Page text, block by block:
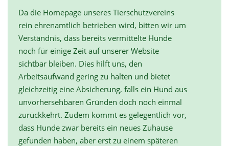
Da die Homepage unseres Tierschutzvereins
rein ehrenamtlich betrieben wird, bitten wir um
Verständnis, dass bereits vermittelte Hunde
noch für einige Zeit auf unserer Website
sichtbar bleiben. Dies hilft uns, den
Arbeitsaufwand gering zu halten und bietet
gleichzeitig eine Absicherung, falls ein Hund aus
unvorhersehbaren Gründen doch noch einmal
zurückkehrt. Zudem kommt es gelegentlich vor,
dass Hunde zwar bereits ein neues Zuhause
gefunden haben, aber erst zu einem späteren